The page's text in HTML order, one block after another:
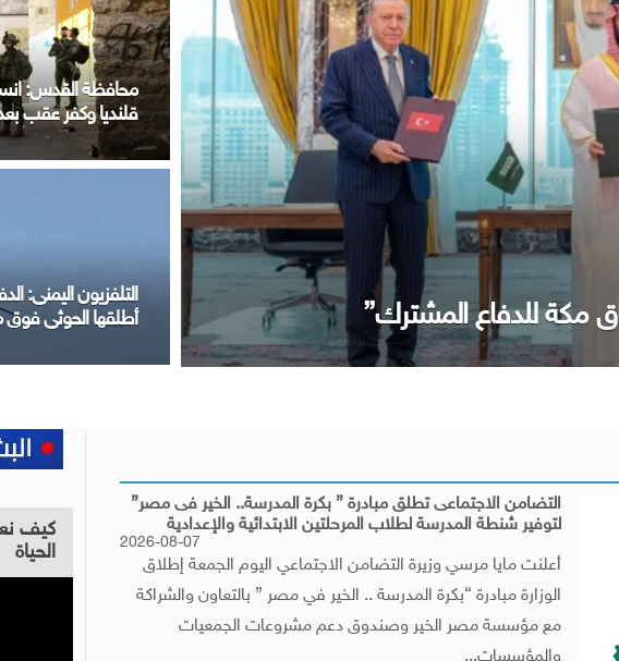
ختام زيارته لمصر
وزير الخارجية
الرئيس التشادى
مكتب التنسيق:
المرحلة الأولى
التضامن الاجتماعى تطلق مبادرة ” بكرة المدرسة.. الخير فى مصر”
لتوفير شنطة المدرسة لطلاب المرحلتين الابتدائية والإعدادية
2026-08-07
أعلنت مايا مرسي وزيرة التضامن الاجتماعي اليوم الجمعة إطلاق
الوزارة مبادرة “بكرة المدرسة .. الخير في مصر ” بالتعاون والشراكة
مع مؤسسة مصر الخير وصندوق دعم مشروعات الجمعيات
والمؤسسات...
كيف
الحياة